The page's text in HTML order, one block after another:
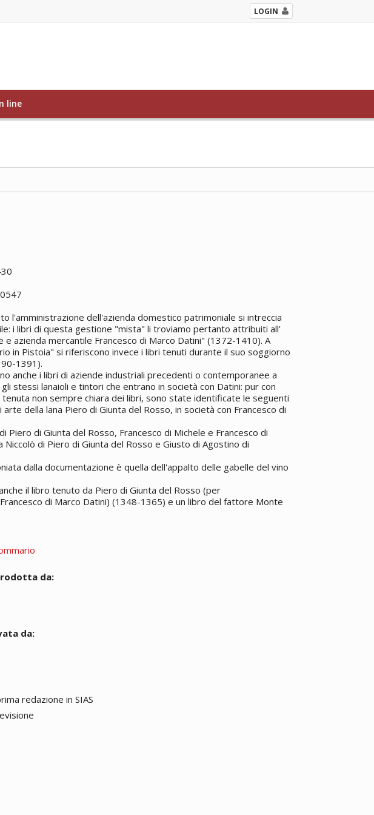
LOGIN
line
l'amministrazione dell'azienda domestico patrimoniale si intreccia
i libri di questa gestione "mista" li troviamo pertanto attribuiti all'
e azienda mercantile Francesco di Marco Datini" (1372-1410). A
in Pistoia" si riferiscono invece i libri tenuti durante il suo soggiorno
1391).
anche i libri di aziende industriali precedenti o contemporanee a
stessi lanaioli e tintori che entrano in società con Datini: pur con
non sempre chiara dei libri, sono state identificate le seguenti
della lana Piero di Giunta del Rosso, in società con Francesco di
Piero di Giunta del Rosso, Francesco di Michele e Francesco di
Niccolò di Piero di Giunta del Rosso e Giusto di Agostino di
dalla documentazione è quella dell'appalto delle gabelle del vino
il libro tenuto da Piero di Giunta del Rosso (per
di Marco Datini) (1348-1365) e un libro del fattore Monte
da:
da:
redazione in SIAS